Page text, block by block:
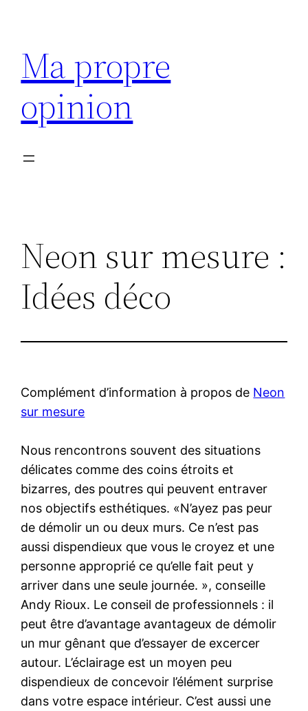
contenu
Ma propre
opinion
Neon sur mesure :
Idées déco
Complément d’information à propos de Neon
sur mesure
Nous rencontrons souvent des situations
délicates comme des coins étroits et
bizarres, des poutres qui peuvent entraver
nos objectifs esthétiques. «N’ayez pas peur
de démolir un ou deux murs. Ce n’est pas
aussi dispendieux que vous le croyez et une
personne approprié ce qu’elle fait peut y
arriver dans une seule journée. », conseille
Andy Rioux. Le conseil de professionnels : il
peut être d’avantage avantageux de démolir
un mur gênant que d’essayer de excercer
autour. L’éclairage est un moyen peu
dispendieux de concevoir l’élément surprise
dans votre espace intérieur. C’est aussi une